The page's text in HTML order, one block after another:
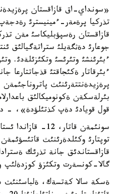
«سونداي-اق قازاقستان
تذركيا پرةمةر-ءمينيسترئ
قازاقستان رةسپؤبليكاسئ مةن
جوعارئ دةثگةيلئ ستراتةگيالئق
ءبئرئنشئ وتئرئسئ وتكئزئلةدئ.
ءبئرقاتار ةكئجاقتئ قذجاتتارعا
پرةزيدةنتتةرئنئث
بئرلةسكةن ةكونوميكالئق
قول قويادئ دةپ كذتئلؤدة»، -
سونئمةن قاتار،
توپتارئ وكئلدةرئنئث
قازاقستاندئق جانة تذرئك
گالا-كونسةرت وتكئزؤ كوزدةلئپ
ةسكة سالا كةتسةك، ةلباسئنئث